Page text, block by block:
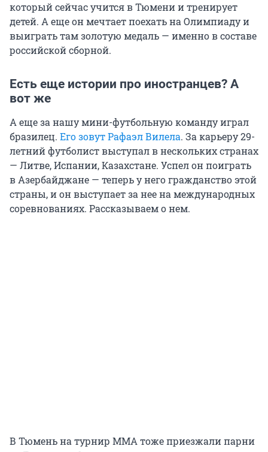
который сейчас учится в Тюмени и тренирует
детей. А еще он мечтает поехать на Олимпиаду и
выиграть там золотую медаль — именно в составе
российской сборной.
Есть еще истории про иностранцев? А
вот же
А еще за нашу мини-футбольную команду играл
бразилец. Его зовут Рафаэл Вилела. За карьеру 29-
летний футболист выступал в нескольких странах
— Литве, Испании, Казахстане. Успел он поиграть
в Азербайджане — теперь у него гражданство этой
страны, и он выступает за нее на международных
соревнованиях. Рассказываем о нем.
В Тюмень на турнир ММА тоже приезжали парни